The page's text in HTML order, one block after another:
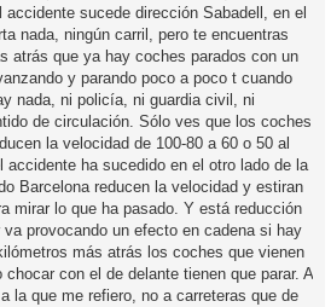
sucede dirección Sabadell, en el
nada, ningún carril, pero te encuentras
atrás que ya hay coches parados con un
y parando poco a poco t cuando
nada, ni policía, ni guardia civil, ni
de circulación. Sólo ves que los coches
la velocidad de 100-80 a 60 o 50 al
accidente ha sucedido en el otro lado de la
Barcelona reducen la velocidad y estiran
mirar lo que ha pasado. Y está reducción
provocando un efecto en cadena si hay
más atrás los coches que vienen
con el de delante tienen que parar. A
la que me refiero, no a carreteras que de